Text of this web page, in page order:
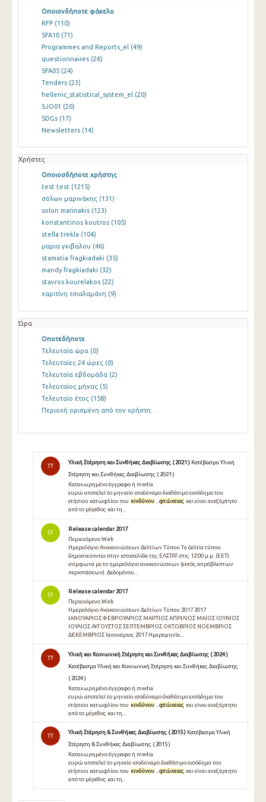
Οποιονδήποτε φάκελο
RFP (110)
SFA10 (71)
Programmes and Reports_el (49)
questionnaires (26)
SFA05 (24)
Tenders (23)
hellenic_statistical_system_el (20)
SJO01 (20)
SDGs (17)
Newsletters (14)
Χρήστες
Οποιοσδήποτε χρήστης
test test (1215)
σόλων μαρινάκης (131)
solon marinakis (123)
konstantinos koutros (105)
stella trekla (104)
μαρια γκιβαλου (46)
stamatia fragkiadaki (35)
mandy fragkiadaki (32)
stavros kourelakos (22)
χαριτίνη τσιαλαμάνη (9)
Ώρα
Οποτεδήποτε
Τελευταία ώρα (0)
Τελευταίες 24 ώρες (0)
Τελευταία εβδομάδα (2)
Τελευταίος μήνας (5)
Τελευταίο έτος (158)
Περιοχή ορισμένη από τον χρήστη…
TT
Υλική Στέρηση και Συνθήκες Διαβίωσης ( 2021 ) Κατέβασμα Υλική
Στέρηση και Συνθήκες Διαβίωσης ( 2021 )
Καταχωρημένο έγγραφο ή media
ευρώ αποτελεί το μηνιαίο ισοδύναμο διαθέσιμο εισόδημα του
ετήσιου κατωφλίου του κινδύνου...φτώχειας και είναι ανεξάρτητο
από το μέγεθος και τη...
ST
Release calendar 2017
Περιεχόμενο Web
Ημερολόγιο Ανακοινώσεων Δελτίων Τύπου Τα δελτία τύπου
δημοσιεύονται στην ιστοσελίδα της ΕΛΣΤΑΤ στις 12:00 μ.μ. (EET)
σύμφωνα με το ημερολόγιο ανακοινώσεων (εκτός απρόβλεπτων
περιστάσεων). Δεδομένου...
ST
Release calendar 2017
Περιεχόμενο Web
Ημερολόγιο Ανακοινώσεων Δελτίων Τύπου 2017 2017
ΙΑΝΟΥΑΡΙΟΣ ΦΕΒΡΟΥΑΡΙΟΣ ΜΑΡΤΙΟΣ ΑΠΡΙΛΙΟΣ ΜΑΙΟΣ ΙΟΥΝΙΟΣ
ΙΟΥΛΙΟΣ ΑΥΓΟΥΣΤΟΣ ΣΕΠΤΕΜΒΡΙΟΣ ΟΚΤΩΒΡΙΟΣ ΝΟΕΜΒΡΙΟΣ
ΔΕΚΕΜΒΡΙΟΣ Ιανουάριος 2017 Ημερομηνία...
TT
Υλική και Κοινωνική Στέρηση και Συνθήκες Διαβίωσης ( 2024 )
Κατέβασμα Υλική και Κοινωνική Στέρηση και Συνθήκες Διαβίωσης
( 2024 )
Καταχωρημένο έγγραφο ή media
ευρώ αποτελεί το μηνιαίο ισοδύναμο διαθέσιμο εισόδημα του
ετήσιου κατωφλίου του κινδύνου φτώχειας και είναι ανεξάρτητο
από το μέγεθος και τη...
TT
Υλική Στέρηση & Συνθήκες Διαβίωσης ( 2015 ) Κατέβασμα Υλική
Στέρηση & Συνθήκες Διαβίωσης ( 2015 )
Καταχωρημένο έγγραφο ή media
ευρώ αποτελεί το µηναίο ισοδύναµο διαθέσιµο εισόδηµα του
ετήσιου κατωφλίου του κινδύνου...φτώχειας και είναι ανεξάρτητο
από το µέγεθος και τη...